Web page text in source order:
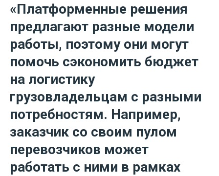
«Платформенные решения
предлагают разные модели
работы, поэтому они могут
помочь сэкономить бюджет
на логистику
грузовладельцам с разными
потребностям. Например,
заказчик со своим пулом
перевозчиков может
работать с ними в рамках